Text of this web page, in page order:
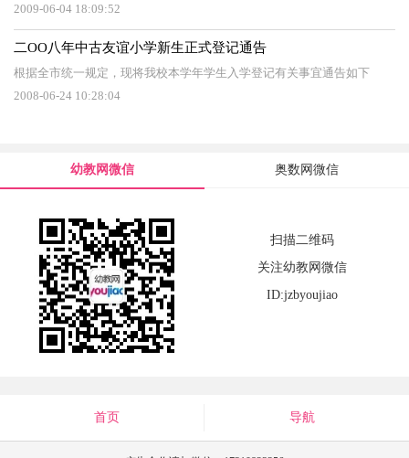
2009-06-04 18:09:52
二OO八年中古友谊小学新生正式登记通告
根据全市统一规定，现将我校本学年学生入学登记有关事宜通告如下
2008-06-24 10:28:04
幼教网微信 奥数网微信
扫描二维码
关注幼教网微信
ID:jzbyoujiao
首页 导航